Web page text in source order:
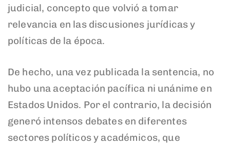
judicial, concepto que volvió a tomar
relevancia en las discusiones jurídicas y
políticas de la época.
De hecho, una vez publicada la sentencia, no
hubo una aceptación pacífica ni unánime en
Estados Unidos. Por el contrario, la decisión
generó intensos debates en diferentes
sectores políticos y académicos, que